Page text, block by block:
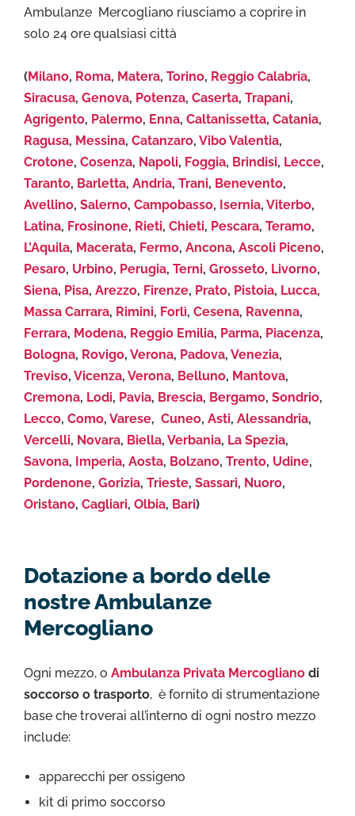
Ambulanze Mercogliano riusciamo a coprire in
solo 24 ore qualsiasi città
(Milano, Roma, Matera, Torino, Reggio Calabria,
Siracusa, Genova, Potenza, Caserta, Trapani,
Agrigento, Palermo, Enna, Caltanissetta, Catania,
Ragusa, Messina, Catanzaro, Vibo Valentia,
Crotone, Cosenza, Napoli, Foggia, Brindisi, Lecce,
Taranto, Barletta, Andria, Trani, Benevento,
Avellino, Salerno, Campobasso, Isernia, Viterbo,
Latina, Frosinone, Rieti, Chieti, Pescara, Teramo,
L’Aquila, Macerata, Fermo, Ancona, Ascoli Piceno,
Pesaro, Urbino, Perugia, Terni, Grosseto, Livorno,
Siena, Pisa, Arezzo, Firenze, Prato, Pistoia, Lucca,
Massa Carrara, Rimini, Forlì, Cesena, Ravenna,
Ferrara, Modena, Reggio Emilia, Parma, Piacenza,
Bologna, Rovigo, Verona, Padova, Venezia,
Treviso, Vicenza, Verona, Belluno, Mantova,
Cremona, Lodi, Pavia, Brescia, Bergamo, Sondrio,
Lecco, Como, Varese, Cuneo, Asti, Alessandria,
Vercelli, Novara, Biella, Verbania, La Spezia,
Savona, Imperia, Aosta, Bolzano, Trento, Udine,
Pordenone, Gorizia, Trieste, Sassari, Nuoro,
Oristano, Cagliari, Olbia, Bari)
Dotazione a bordo delle
nostre Ambulanze
Mercogliano
Ogni mezzo, o Ambulanza Privata Mercogliano di
soccorso o trasporto, è fornito di strumentazione
base che troverai all’interno di ogni nostro mezzo
include:
apparecchi per ossigeno
kit di primo soccorso